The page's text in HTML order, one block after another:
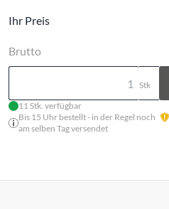
Ihr Preis
Brutto
Stk
11 Stk. verfügbar
Bis 15 Uhr bestellt - in der Regel noch
am selben Tag versendet